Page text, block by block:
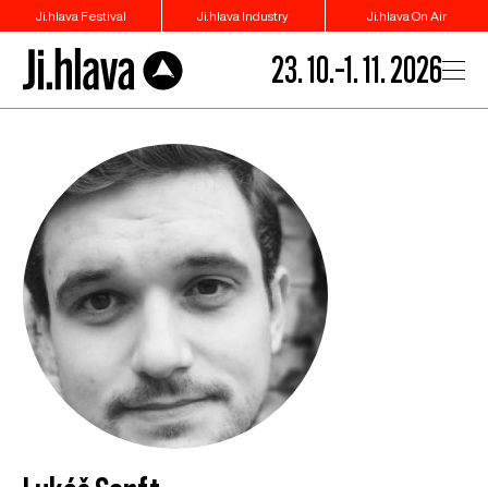
Ji.hlava Festival Ji.hlava Industry Ji.hlava On Air
23. 10.–1. 11. 2026